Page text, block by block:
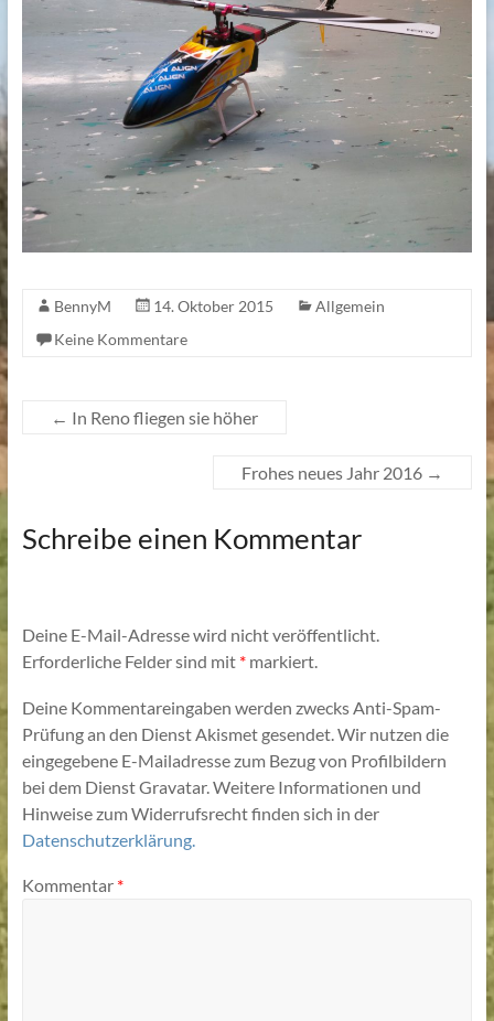
BennyM 14. Oktober 2015
Allgemein
Keine Kommentare
← In Reno fliegen sie höher
Frohes neues Jahr 2016 →
Schreibe einen Kommentar
Deine E-Mail-Adresse wird nicht veröffentlicht.
Erforderliche Felder sind mit *markiert.
Deine Kommentareingaben werden zwecks Anti-Spam-
Prüfung an den Dienst Akismet gesendet. Wir nutzen die
eingegebene E-Mailadresse zum Bezug von Profilbildern
bei dem Dienst Gravatar. Weitere Informationen und
Hinweise zum Widerrufsrecht finden sich in der
Datenschutzerklärung.
Kommentar *